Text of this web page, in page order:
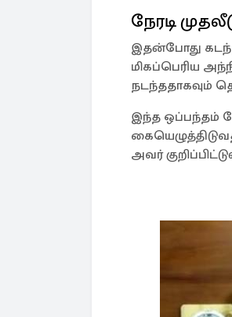
நேரடி
இதன்போது கடந்த
மிகப்பெரிய
நடந்ததாகவும்
இந்த ஒப்பந்தம்
அவர்